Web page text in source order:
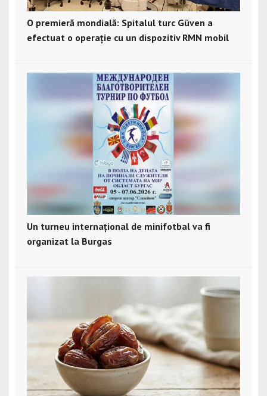
O premieră mondială: Spitalul turc Güven a
efectuat o operație cu un dispozitiv RMN mobil
Un turneu internațional de minifotbal va fi
organizat la Burgas